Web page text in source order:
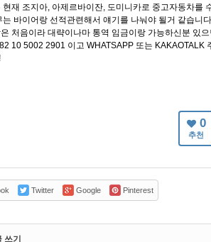
현재 조지아, 아제르바이잔, 도미니카로 중고자동차를
는 바이어랑 선적관련해서 얘기를 나눠야 될거 같습니
처음이라 대략이나마 통역 임금이랑 가능하신분 있
10 5002 2901 이고 WHATSAPP 또는 KAKAOTALK
0
추천
Twitter Google Pinterest
쓰기